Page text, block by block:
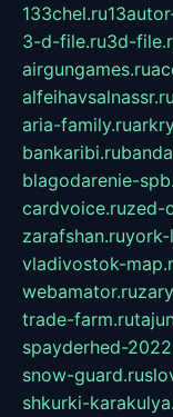
133chel.ru
3-d-file.ru3d-
airgungames.ru
alfeihavsalnassr.ru
aria-family.ru
bankaribi.ru
blagodarenie-
cardvoice.ruzed-
zarafshan.ruyork-
vladivostok-
webamator.ru
trade-farm.ru
spayderhed-
snow-guard.ru
shkurki-